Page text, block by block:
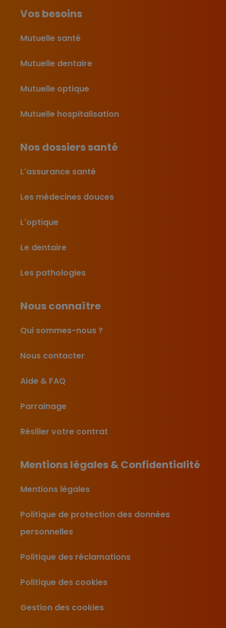
Vos besoins
Mutuelle santé
Mutuelle dentaire
Mutuelle optique
Mutuelle hospitalisation
Nos dossiers santé
L'assurance santé
Les médecines douces
L'optique
Le dentaire
Les pathologies
Nous connaître
Qui sommes-nous ?
Nous contacter
Aide & FAQ
Parrainage
Résilier votre contrat
Mentions légales & Confidentialité
Mentions légales
Politique de protection des données
personnelles
Politique des réclamations
Politique des cookies
Gestion des cookies